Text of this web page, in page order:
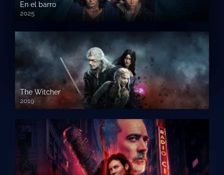
En el barro
2025
The Witcher
2019